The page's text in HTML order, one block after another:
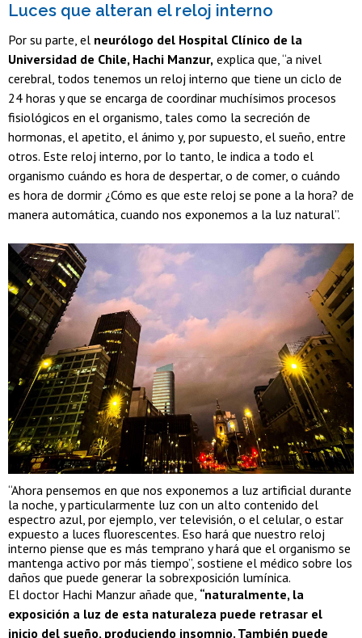
Luces que alteran el reloj interno
Por su parte, el neurólogo del Hospital Clínico de la
Universidad de Chile, Hachi Manzur, explica que, “a nivel
cerebral, todos tenemos un reloj interno que tiene un ciclo de
24 horas y que se encarga de coordinar muchísimos procesos
fisiológicos en el organismo, tales como la secreción de
hormonas, el apetito, el ánimo y, por supuesto, el sueño, entre
otros. Este reloj interno, por lo tanto, le indica a todo el
organismo cuándo es hora de despertar, o de comer, o cuándo
es hora de dormir ¿Cómo es que este reloj se pone a la hora? de
manera automática, cuando nos exponemos a la luz natural”.
“Ahora pensemos en que nos exponemos a luz artificial durante
la noche, y particularmente luz con un alto contenido del
espectro azul, por ejemplo, ver televisión, o el celular, o estar
expuesto a luces fluorescentes. Eso hará que nuestro reloj
interno piense que es más temprano y hará que el organismo se
mantenga activo por más tiempo”, sostiene el médico sobre los
daños que puede generar la sobrexposición lumínica.
El doctor Hachi Manzur añade que, “naturalmente, la
exposición a luz de esta naturaleza puede retrasar el
inicio del sueño, produciendo insomnio. También puede